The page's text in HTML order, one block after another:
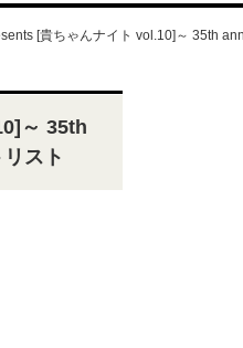
[貴ちゃんナイト vol.10]～ 35th
～ 35th
スト